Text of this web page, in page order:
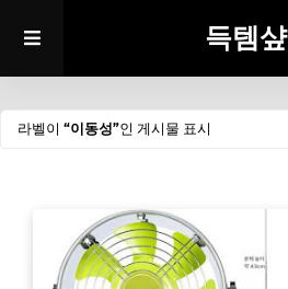
득템샾
라벨이 이동성 인 게시물 표시